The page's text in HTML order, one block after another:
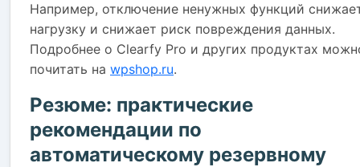
Например, отключение ненужных функций
нагрузку и снижает риск повреждения данных.
Подробнее о Clearfy Pro и других продуктах
почитать на wpshop.ru.
Резюме: практические
рекомендации по
автоматическому резервному